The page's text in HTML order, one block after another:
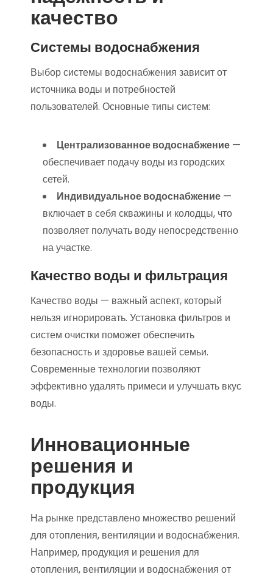
качество
Системы водоснабжения
Выбор системы водоснабжения зависит от
источника воды и потребностей
пользователей. Основные типы систем:
Централизованное водоснабжение —
обеспечивает подачу воды из городских
сетей.
Индивидуальное водоснабжение —
включает в себя скважины и колодцы, что
позволяет получать воду непосредственно
на участке.
Качество воды и фильтрация
Качество воды — важный аспект, который
нельзя игнорировать. Установка фильтров и
систем очистки поможет обеспечить
безопасность и здоровье вашей семьи.
Современные технологии позволяют
эффективно удалять примеси и улучшать вкус
воды.
Инновационные
решения и
продукция
На рынке представлено множество решений
для отопления, вентиляции и водоснабжения.
Например, продукция и решения для
отопления, вентиляции и водоснабжения от